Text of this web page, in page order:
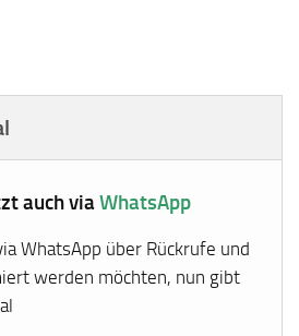
auch viaWhatsApp
WhatsApp über Rückrufe und
werden möchten, nun gibt